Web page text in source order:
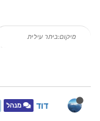
מיקום:ביתר עילית
דוד מנהל